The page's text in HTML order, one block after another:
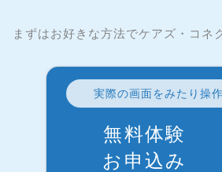
まずはお好きな方法でケアズ・コネ
実際の画面をみたり操
無料体験
お申込み